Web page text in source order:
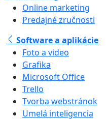
Online marketing
Predajné zručnosti
Software a aplikácie
Foto a video
Grafika
Microsoft Office
Trello
Tvorba webstránok
Umelá inteligencia